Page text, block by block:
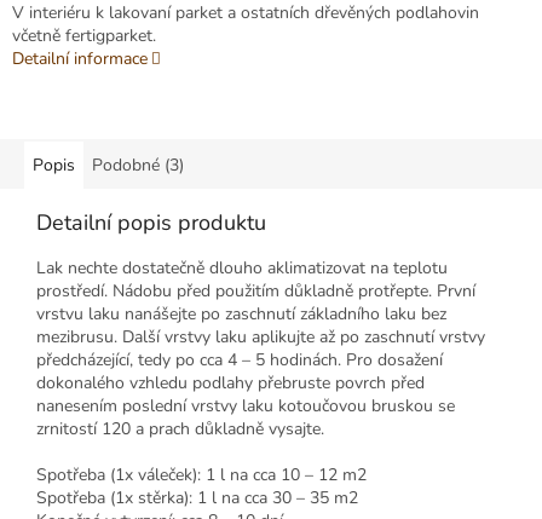
V interiéru k lakovaní parket a ostatních dřevěných podlahovin
včetně fertigparket.
Detailní informace
Popis Podobné (3)
Detailní popis produktu
Lak nechte dostatečně dlouho aklimatizovat na teplotu
prostředí. Nádobu před použitím důkladně protřepte. První
vrstvu laku nanášejte po zaschnutí základního laku bez
mezibrusu. Další vrstvy laku aplikujte až po zaschnutí vrstvy
předcházející, tedy po cca 4 – 5 hodinách. Pro dosažení
dokonalého vzhledu podlahy přebruste povrch před
nanesením poslední vrstvy laku kotoučovou bruskou se
zrnitostí 120 a prach důkladně vysajte.
Spotřeba (1x váleček): 1 l na cca 10 – 12 m2
Spotřeba (1x stěrka): 1 l na cca 30 – 35 m2